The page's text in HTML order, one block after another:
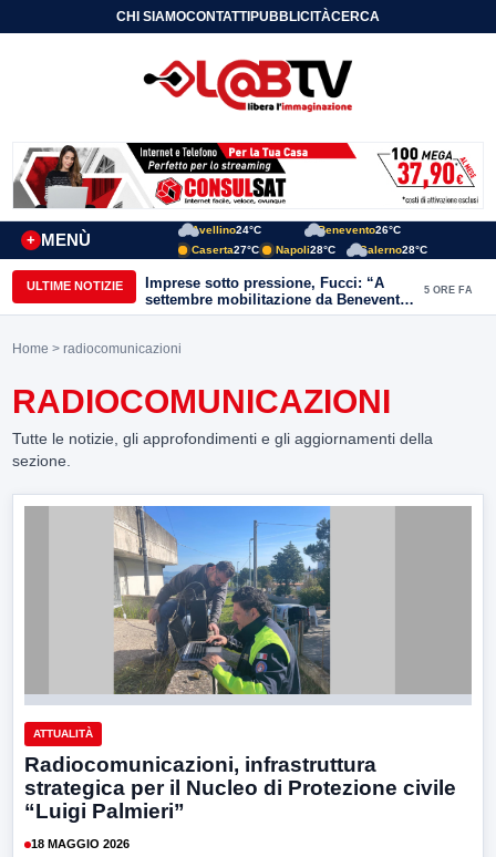
CHI SIAMOCONTATTIPUBBLICITÀCERCA
MENÙ
+
Avellino24°C Benevento26°C
Caserta27°C Napoli28°C Salerno28°C
ULTIME NOTIZIE
Imprese sotto pressione, Fucci: “A
settembre mobilitazione da Benevento
e Avellino”
5 ORE FA
Home > radiocomunicazioni
RADIOCOMUNICAZIONI
Tutte le notizie, gli approfondimenti e gli aggiornamenti della
sezione.
ATTUALITÀ
Radiocomunicazioni, infrastruttura
strategica per il Nucleo di Protezione civile
“Luigi Palmieri”
18 MAGGIO 2026